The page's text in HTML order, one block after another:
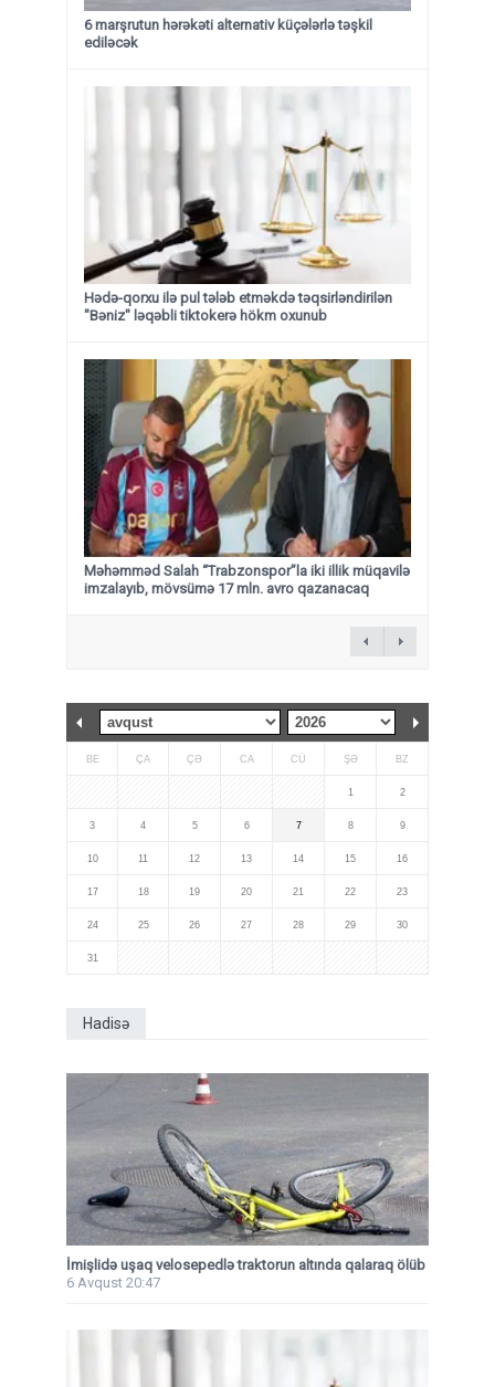
6 marşrutun hərəkəti alternativ küçələrlə təşkil
ediləcək
Hədə-qorxu ilə pul tələb etməkdə təqsirləndirilən
"Bəniz" ləqəbli tiktokerə hökm oxunub
Məhəmməd Salah “Trabzonspor”la iki illik müqavilə
imzalayıb, mövsümə 17 mln. avro qazanacaq
BE ÇA ÇƏ CA CÜ ŞƏ BZ
1 2
3 4 5 6 7 8 9
10 11 12 13 14 15 16
17 18 19 20 21 22 23
24 25 26 27 28 29 30
31
Hadisə
İmişlidə uşaq velosepedlə traktorun altında qalaraq ölüb
6 Avqust 20:47